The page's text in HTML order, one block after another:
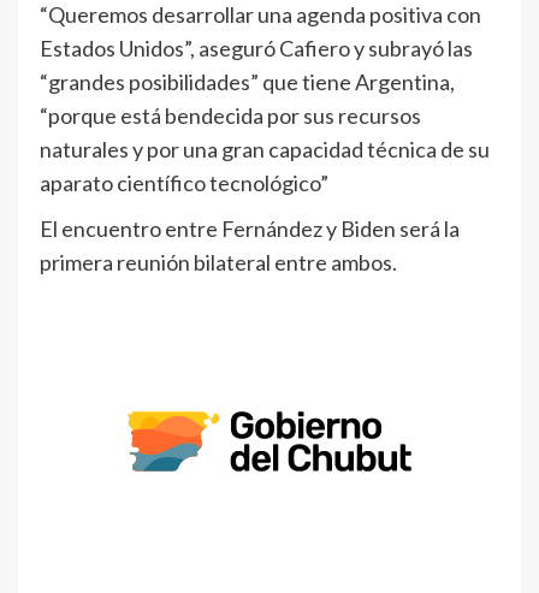
“Queremos desarrollar una agenda positiva con
Estados Unidos”, aseguró Cafiero y subrayó las
“grandes posibilidades” que tiene Argentina,
“porque está bendecida por sus recursos
naturales y por una gran capacidad técnica de su
aparato científico tecnológico”
El encuentro entre Fernández y Biden será la
primera reunión bilateral entre ambos.